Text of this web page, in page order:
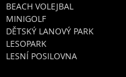
BEACH VOLEJBAL
MINIGOLF
DĚTSKÝ LANOVÝ PARK
LESOPARK
LESNÍ POSILOVNA